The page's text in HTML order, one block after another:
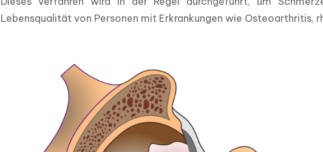
Lebensqualität von Personen mit Erkrankungen wie